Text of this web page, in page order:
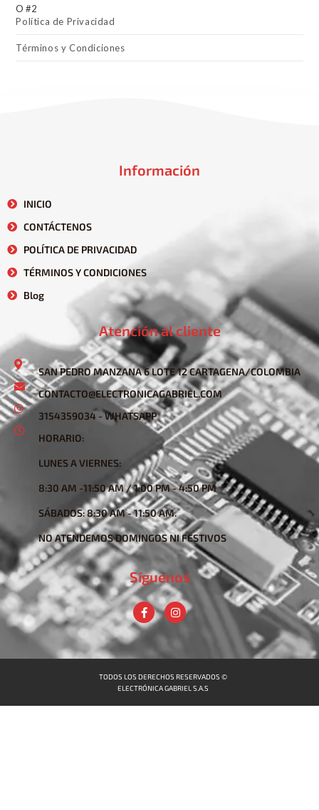
Política de Privacidad
Términos y Condiciones
Información
INICIO
CONTÁCTENOS
POLÍTICA DE PRIVACIDAD
TÉRMINOS Y CONDICIONES
Blog
Atención al cliente
SAN PEDRO MANZANA 6 LOTE 12 CARTAGENA/COLOMBIA
CONTACTO@ELECTRONICAGABRIEL.COM
3154359034 - WHATSAPP
HORARIO:
LUNES A VIERNES:
8:30 AM -11:50 AM / 1:00 PM - 4:50 PM
SÁBADOS: 8:30 AM - 11:50 AM.
NO ATENDEMOS DOMINGOS NI FESTIVOS
Síguenos
TODOS LOS DERECHOS RESERVADOS ©
ELECTRÓNICA GABRIEL S.A.S